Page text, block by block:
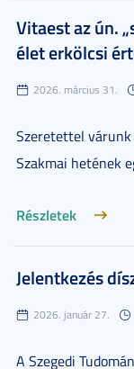
Vitaest az ún.
élet erkölcsi
2026. március 31.
Szeretettel
Szakmai hetének
Részletek
Jelentkezés
2026. január 27.
A Szegedi